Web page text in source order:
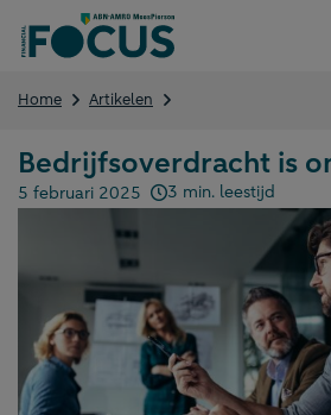
naar
Home Artikelen
Bedrijfsoverdracht is
Gepubliceerd op:
5 februari 2025 3 min. leestijd